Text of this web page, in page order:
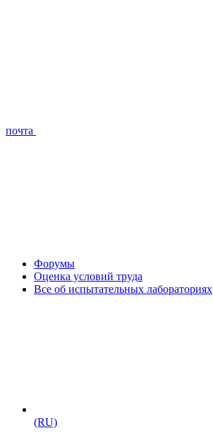
почта
Форумы
Оценка условий труда
Все об испытательных лабораториях
(RU)